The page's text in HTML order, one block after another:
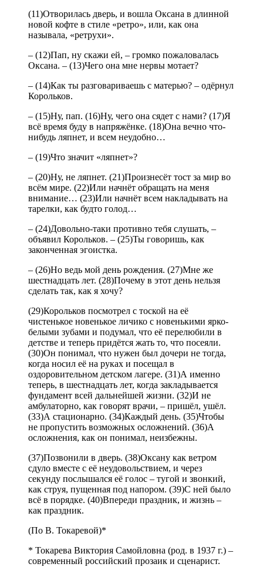
(11)Отворилась дверь, и вошла Оксана в длинной
новой кофте в стиле «ретро», или, как она
называла, «ретрухи».
– (12)Пап, ну скажи ей, – громко пожаловалась
Оксана. – (13)Чего она мне нервы мотает?
– (14)Как ты разговариваешь с матерью? – одёрнул
Корольков.
– (15)Ну, пап. (16)Ну, чего она сядет с нами? (17)Я
всё время буду в напряжёнке. (18)Она вечно что-
нибудь ляпнет, и всем неудобно…
– (19)Что значит «ляпнет»?
– (20)Ну, не ляпнет. (21)Произнесёт тост за мир во
всём мире. (22)Или начнёт обращать на меня
внимание… (23)Или начнёт всем накладывать на
тарелки, как будто голод…
– (24)Довольно-таки противно тебя слушать, –
объявил Корольков. – (25)Ты говоришь, как
законченная эгоистка.
– (26)Но ведь мой день рождения. (27)Мне же
шестнадцать лет. (28)Почему в этот день нельзя
сделать так, как я хочу?
(29)Корольков посмотрел с тоской на её
чистенькое новенькое личико с новенькими ярко-
белыми зубами и подумал, что её перелюбили в
детстве и теперь придётся жать то, что посеяли.
(30)Он понимал, что нужен был дочери не тогда,
когда носил её на руках и посещал в
оздоровительном детском лагере. (31)А именно
теперь, в шестнадцать лет, когда закладывается
фундамент всей дальнейшей жизни. (32)И не
амбулаторно, как говорят врачи, – пришёл, ушёл.
(33)А стационарно. (34)Каждый день. (35)Чтобы
не пропустить возможных осложнений. (36)А
осложнения, как он понимал, неизбежны.
(37)Позвонили в дверь. (38)Оксану как ветром
сдуло вместе с её неудовольствием, и через
секунду послышался её голос – тугой и звонкий,
как струя, пущенная под напором. (39)С ней было
всё в порядке. (40)Впереди праздник, и жизнь –
как праздник.
(По В. Токаревой)*
* Токарева Виктория Самойловна (род. в 1937 г.) –
современный российский прозаик и сценарист.